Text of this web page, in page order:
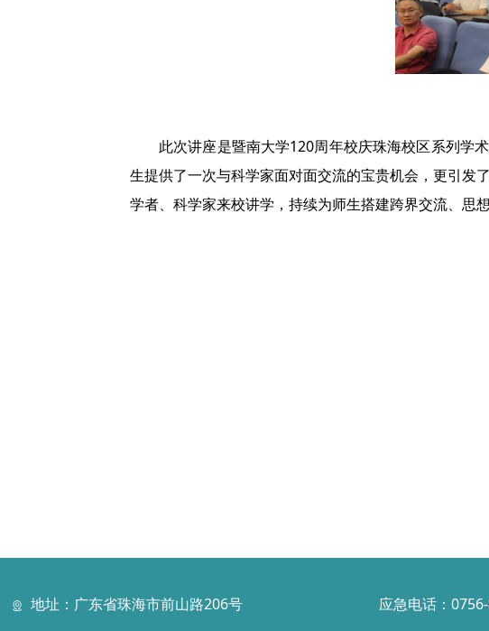
此次讲座是暨南大学120周年校庆珠海校区系列学
生提供了一次与科学家面对面交流的宝贵机会，更引发
学者、科学家来校讲学，持续为师生搭建跨界交流、思
地址：广东省珠海市前山路206号
应急电话：